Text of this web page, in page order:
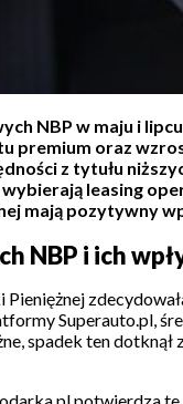
NBP w maju i
premium oraz
z tytułu
leasing
mają pozytywny
NBP i ich
Superauto.pl,
spadek ten